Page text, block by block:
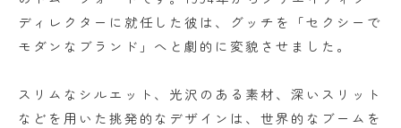
ディレクターに就任した彼は、グッチを「セクシーで
モダンなブランド」へと劇的に変貌させました。
スリムなシルエット、光沢のある素材、深いスリット
などを用いた挑発的なデザインは、世界的なブームを